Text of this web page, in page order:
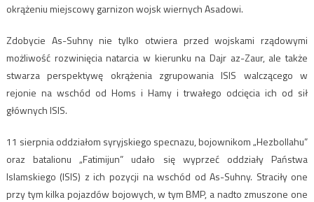
okrążeniu miejscowy garnizon wojsk wiernych Asadowi.
Zdobycie As-Suhny nie tylko otwiera przed wojskami rządowymi
możliwość rozwinięcia natarcia w kierunku na Dajr az-Zaur, ale także
stwarza perspektywę okrążenia zgrupowania ISIS walczącego w
rejonie na wschód od Homs i Hamy i trwałego odcięcia ich od sił
głównych ISIS.
11 sierpnia oddziałom syryjskiego specnazu, bojownikom „Hezbollahu”
oraz batalionu „Fatimijun” udało się wyprzeć oddziały Państwa
Islamskiego (ISIS) z ich pozycji na wschód od As-Suhny. Straciły one
przy tym kilka pojazdów bojowych, w tym BMP, a nadto zmuszone one